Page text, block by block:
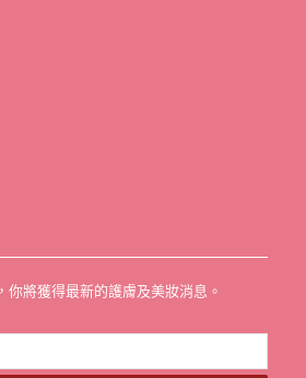
你將獲得最新的護膚及美妝消息。